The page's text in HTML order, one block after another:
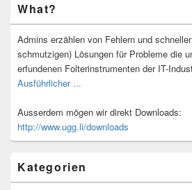
Seitenleisten-
Widgetbereich
What?
Admins erzählen von Fehlern und
schmutzigen) Lösungen für Probleme die
erfundenen Folterinstrumenten der IT-
Ausführlicher ...
Ausserdem mögen wir direkt Downloads:
http://www.ugg.li/downloads
Kategorien